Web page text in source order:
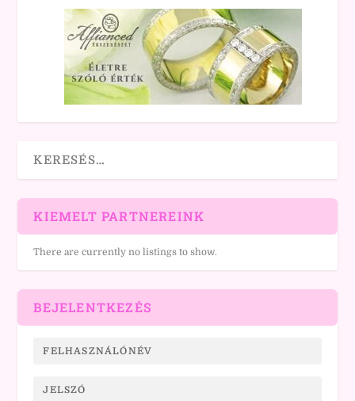
KIEMELT PARTNEREINK
There are currently no listings to show.
BEJELENTKEZÉS